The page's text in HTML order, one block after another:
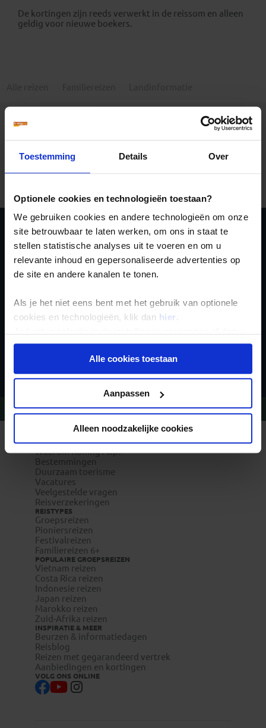
Toestemming Details Over
Optionele cookies en technologieën toestaan?
We gebruiken cookies en andere technologieën om onze
site betrouwbaar te laten werken, om ons in staat te
stellen statistische analyses uit te voeren en om u
relevante inhoud en gepersonaliseerde advertenties op
de site en andere kanalen te tonen.
Als je het niet eens bent met het gebruik van optionele
cookies en technologieën, klik dan hier .
onder aan de pagina op elk gewenst moment voor de
toekomst wijzigen.Alle cookies toestaan
Aanpassen
Alleen noodzakelijke cookies
De kortingen zijn reeds verwerkt in de reissom en alleen
geldig voor nieuwe boekers.
Er is een fout voorgevallen bij het ophalen van de
Schrijf je in voor de
nieuwsbrief
Inschrijven
Vragen?Bel 020-7887700
REIZEN MET KONING AAP
Waarom Koning Aap?
Bestemmingen
Duurzaam toerisme
Vacatures
Veelgestelde vragen
Reisverzekeringen
REISTYPES
Groepsreizen
Pioniersreizen
Festivalreizen
Familiereizen 6+
POPULAIRE GROEPSREIZEN
Vietnam reizen
Costa Rica reizen
Indonesie reizen
Japan reizen
Marokko reizen
Zuid-Afrika reizen
INSPIRATIE & MEER
Beurzen & informatiedagen
Reisblog
Reizen met gegarandeerd vertrek
Aanbiedingen en kortingen
VOLG ONS ONLINE